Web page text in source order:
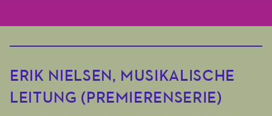
ERIK NIELSEN, MUSIKALISCHE
LEITUNG (PREMIERENSERIE)